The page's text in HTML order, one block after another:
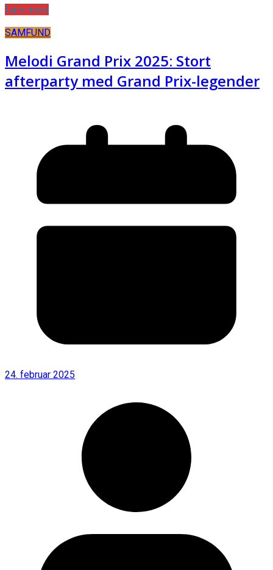
Læs mere
SAMFUND
Melodi Grand Prix 2025: Stort
afterparty med Grand Prix-legender
24. februar 2025